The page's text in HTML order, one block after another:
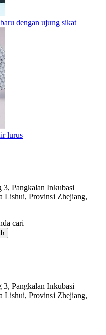
dengan ujung sikat
lurus
3, Pangkalan Inkubasi
Lishui, Provinsi Zhejiang,
cari
3, Pangkalan Inkubasi
Lishui, Provinsi Zhejiang,